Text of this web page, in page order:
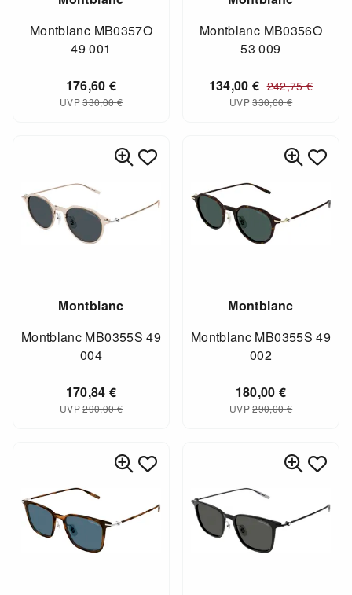
Montblanc MB0357O
49 001
176,60€
UVP330,00€
Montblanc MB0356O
53 009
134,00€ 242,75€
UVP330,00€
Montblanc
Montblanc MB0355S 49
004
170,84€
UVP290,00€
Montblanc
Montblanc MB0355S 49
002
180,00€
UVP290,00€